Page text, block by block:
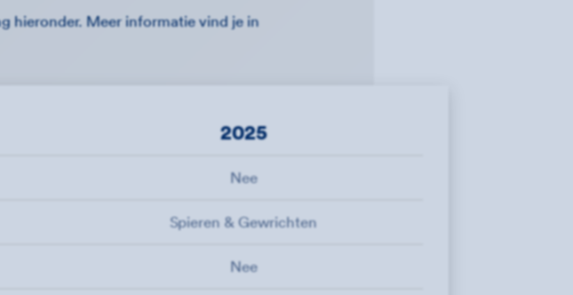
hieronder. Meer informatie vind je in
2025
Nee
Spieren & Gewrichten
Nee